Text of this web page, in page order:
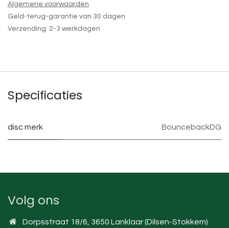
Algemene voorwaarden
Geld-terug-garantie van 30 dagen
Verzending: 2-3 werkdagen
Specificaties
disc merk BouncebackDG
Volg ons
Dorpsstraat 18/6, 3650 Lanklaar (Dilsen-Stokkem)